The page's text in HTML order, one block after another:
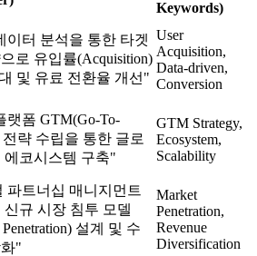
Keywords)
이터 분석을 통한 타겟
로 유입률(Acquisition)
및 유료 전환율 개선"
User
Acquisition,
Data-driven,
Conversion
랫폼 GTM(Go-To-
전략 수립을 통한 글로
에코시스템 구축"
GTM Strategy,
Ecosystem,
Scalability
파트너십 매니지먼트
신규 시장 침투 모델
설계 및 수
"
Market
Penetration,
Revenue
Diversification